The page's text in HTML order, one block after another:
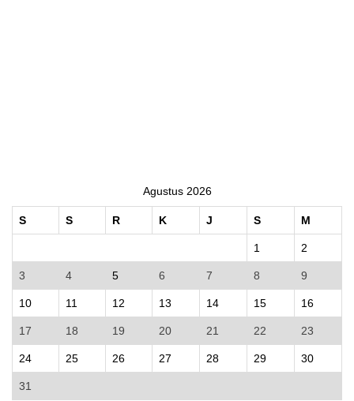
Agustus 2026
S S R K J S M
1 2
3 4 5 6 7 8 9
10 11 12 13 14 15 16
17 18 19 20 21 22 23
24 25 26 27 28 29 30
31